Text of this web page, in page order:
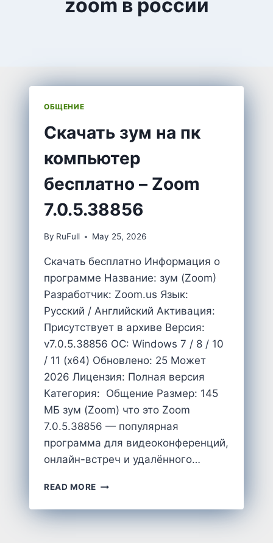
zoom в россии
ОБЩЕНИЕ
Cкачать зум на пк
компьютер
бесплатно – Zoom
7.0.5.38856
By RuFull May 25, 2026
Скачать бесплатно Информация о
программе Название: зум (Zoom)
Разработчик: Zoom.us Язык:
Русский / Английский Активация:
Присутствует в архиве Версия:
v7.0.5.38856 OC: Windows 7 / 8 / 10
/ 11 (x64) Обновлено: 25 Может
2026 Лицензия: Полная версия
Категория: Общение Размер: 145
MБ зум (Zoom) что это Zoom
7.0.5.38856 — популярная
программа для видеоконференций,
онлайн-встреч и удалённого…
READ MORE CКАЧАТЬ
НА